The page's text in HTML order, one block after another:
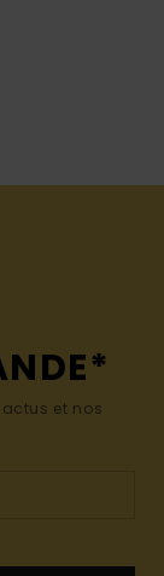
et nos